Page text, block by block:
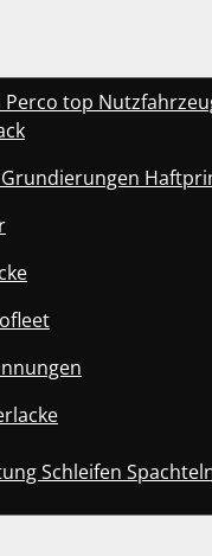
Perco top
Schleifen